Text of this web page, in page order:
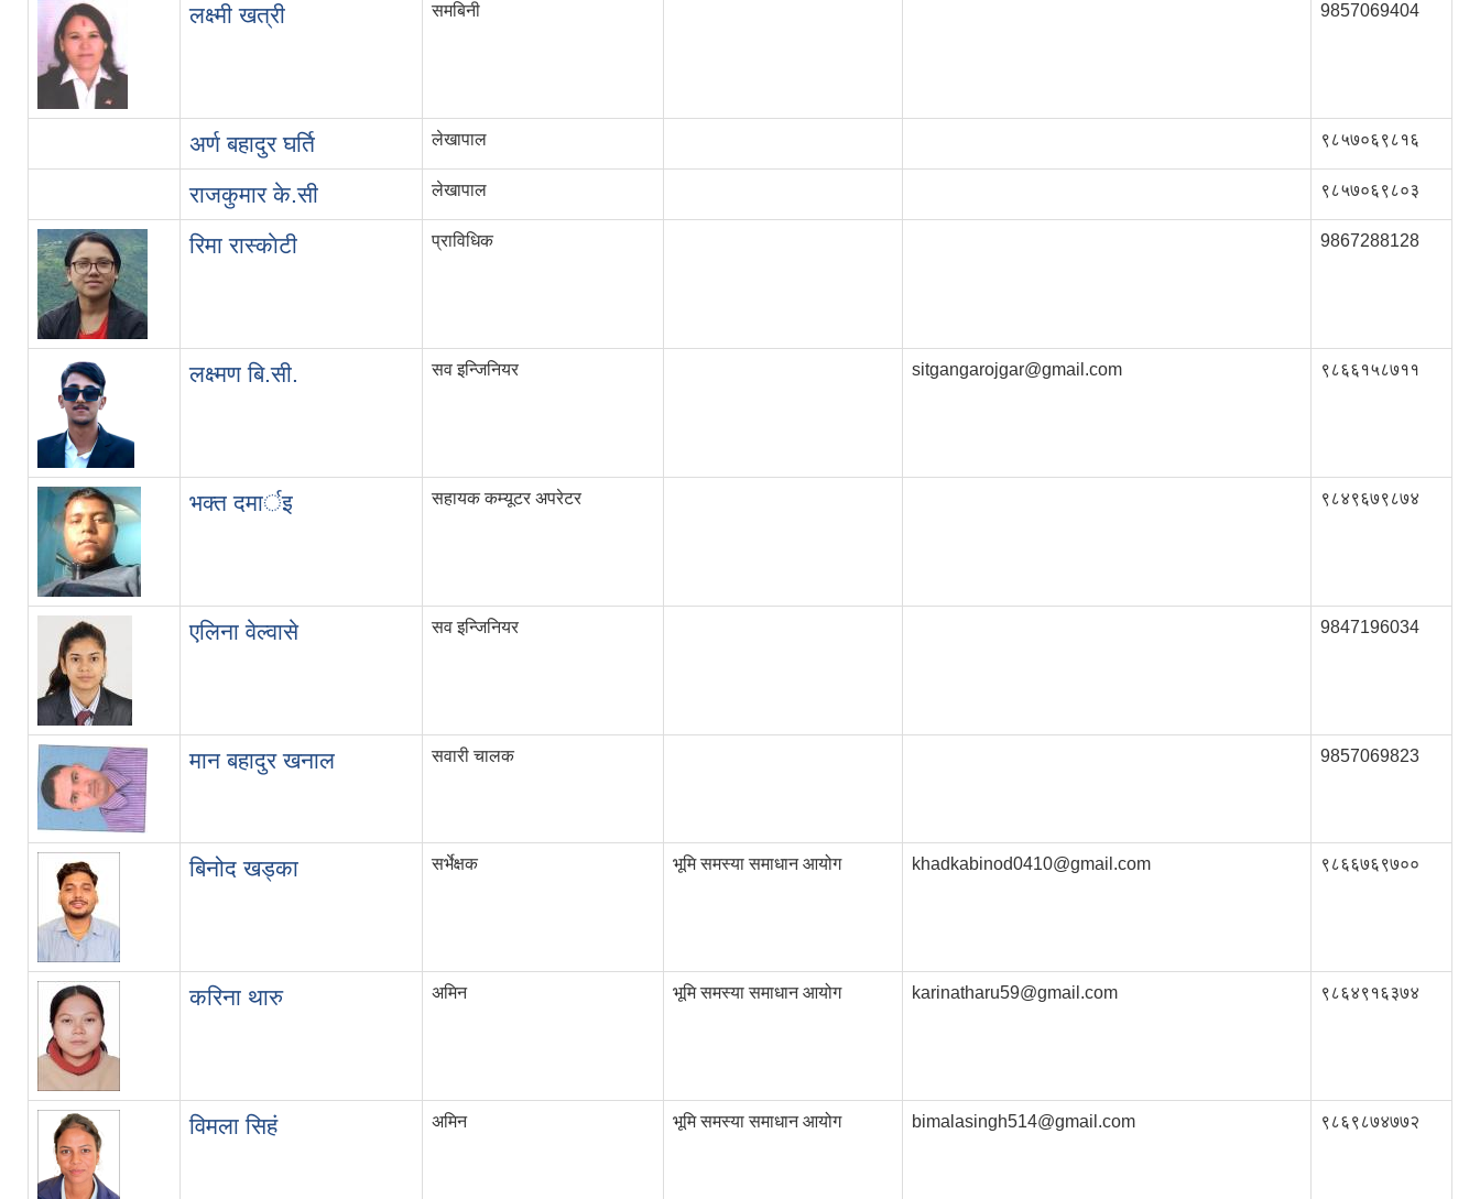
लक्ष्मी खत्री समबिनी 9857069404
अर्ण बहादुर घर्ति लेखापाल ९८५७०६९८१६
राजकुमार के.सी लेखापाल ९८५७०६९८०३
रिमा रास्काेटी प्राविधिक 9867288128
लक्ष्मण बि.सी. सव इन्जिनियर sitgangarojgar@gmail.com ९८६६१५८७११
भक्त दमार्इ सहायक कम्यूटर अपरेटर ९८४९६७९८७४
एलिना वेल्वासे सव इन्जिनियर 9847196034
मान बहादुर खनाल सवारी चालक 9857069823
बिनोद खड्का सर्भेक्षक भूमि समस्या समाधान आयोग khadkabinod0410@gmail.com ९८६६७६९७००
करिना थारु अमिन भूमि समस्या समाधान आयोग karinatharu59@gmail.com ९८६४९१६३७४
विमला सिहं अमिन भूमि समस्या समाधान आयोग bimalasingh514@gmail.com ९८६९८७४७७२